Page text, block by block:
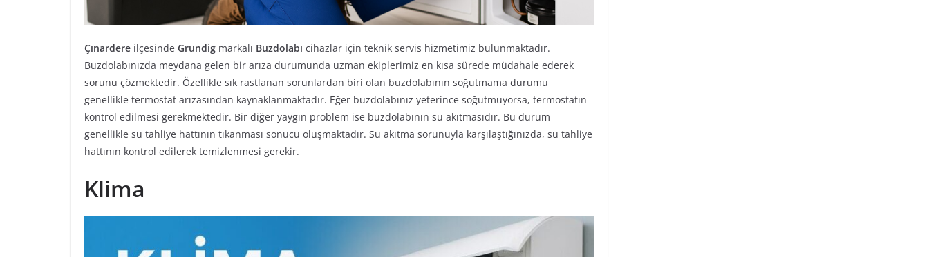
Çınardere ilçesinde Grundig markalı Buzdolabı cihazlar için teknik servis hizmetimiz bulunmaktadır.
Buzdolabınızda meydana gelen bir arıza durumunda uzman ekiplerimiz en kısa sürede müdahale ederek
sorunu çözmektedir. Özellikle sık rastlanan sorunlardan biri olan buzdolabının soğutmama durumu
genellikle termostat arızasından kaynaklanmaktadır. Eğer buzdolabınız yeterince soğutmuyorsa, termostatın
kontrol edilmesi gerekmektedir. Bir diğer yaygın problem ise buzdolabının su akıtmasıdır. Bu durum
genellikle su tahliye hattının tıkanması sonucu oluşmaktadır. Su akıtma sorunuyla karşılaştığınızda, su tahliye
hattının kontrol edilerek temizlenmesi gerekir.
Klima